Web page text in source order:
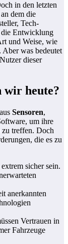
in den letzten
dem die
Tech-
die Entwicklung
und Weise, wie
was bedeutet
dieser
wir heute?
Sensoren,
um ihre
zu treffen. Doch
die es zu
sicher sein.
anerkannten
Vertrauen in
Fahrzeuge